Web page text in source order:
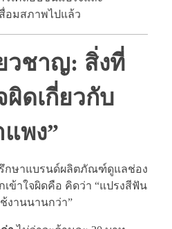
อมสภาพไปแล้ว
วชาญ: สิ่งที่
ผิดเกี่ยวกับ
พง”
กษาแบรนด์ผลิตภัณฑ์ดูแลช่อง
ข้าใจผิดคือ คิดว่า “แปรงสีฟัน
งานนานกว่า”